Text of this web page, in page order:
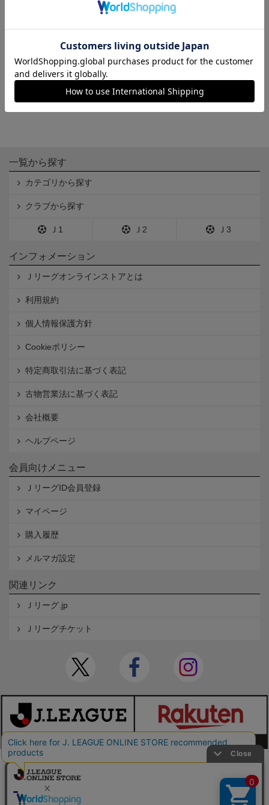
巾着（エンブレム）
1,500円
ネックストラップ
1,500円
一覧から探す
カテゴリから探す
クラブから探す
Ｊ1 Ｊ2 Ｊ3
インフォメーション
Ｊリーグオンラインストアとは
利用規約
個人情報保護方針
Cookieポリシー
特定商取引法に基づく表記
古物営業法に基づく表記
会社概要
ヘルプページ
会員向けメニュー
ＪリーグID会員登録
マイページ
購入履歴
メルマガ設定
関連リンク
Ｊリーグ.jp
Ｊリーグチケット
本サイトで使用している文章・画像等の無断での複製・転載を禁止します。
© JAPAN PROFESSIONAL FOOTBALL LEAGUE Rakuten Group, Inc. ALL RIGHTS RE